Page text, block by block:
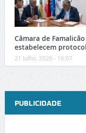
Câmara de
estabelecem
21 Julho, 2026 - 16:07
PUBLICIDADE